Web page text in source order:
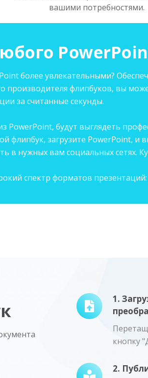
вашими потребностями.
более увлекательными?
флипбуков, вы
за считанные секунды.
будут выглядеть
флипбук, загрузите PowerPoint,
в нужных вам социальных сетях.
спектр форматов презентаций:
1.
кнопку
2.